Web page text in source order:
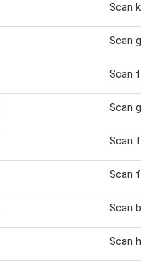
Scan
Scan
Scan
Scan
Scan
Scan
Scan
Scan